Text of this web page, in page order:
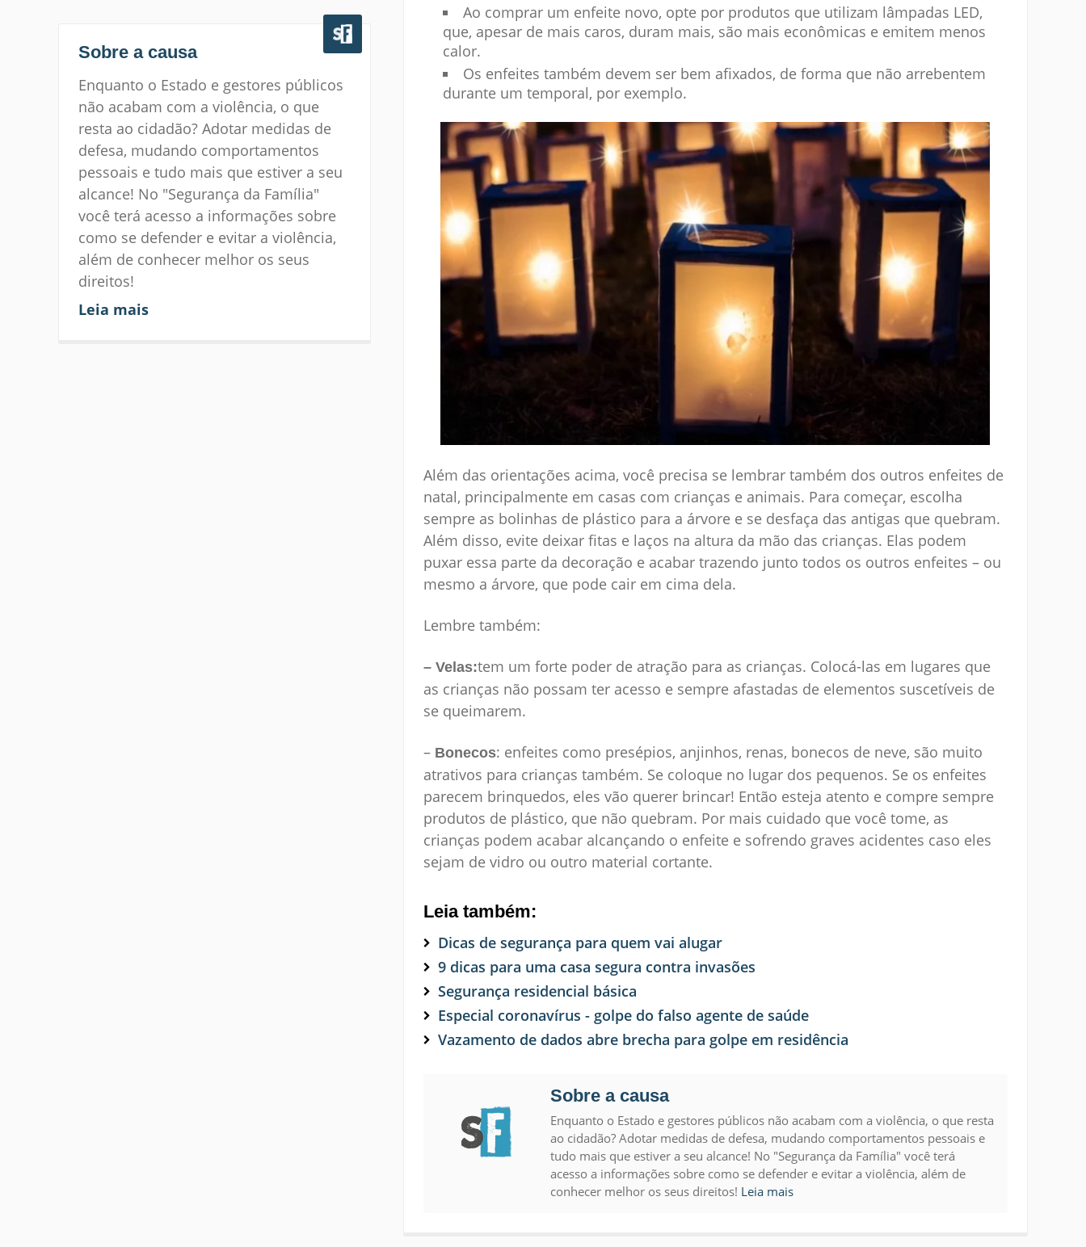
Sobre a causa
Enquanto o Estado e gestores públicos
não acabam com a violência, o que
resta ao cidadão? Adotar medidas de
defesa, mudando comportamentos
pessoais e tudo mais que estiver a seu
alcance! No "Segurança da Família"
você terá acesso a informações sobre
como se defender e evitar a violência,
além de conhecer melhor os seus
direitos!
Leia mais
Ao comprar um enfeite novo, opte por produtos que utilizam lâmpadas LED,
que, apesar de mais caros, duram mais, são mais econômicas e emitem menos
calor.
Os enfeites também devem ser bem afixados, de forma que não arrebentem
durante um temporal, por exemplo.
Além das orientações acima, você precisa se lembrar também dos outros enfeites de
natal, principalmente em casas com crianças e animais. Para começar, escolha
sempre as bolinhas de plástico para a árvore e se desfaça das antigas que quebram.
Além disso, evite deixar fitas e laços na altura da mão das crianças. Elas podem
puxar essa parte da decoração e acabar trazendo junto todos os outros enfeites – ou
mesmo a árvore, que pode cair em cima dela.
Lembre também:
– Velas:tem um forte poder de atração para as crianças. Colocá-las em lugares que
as crianças não possam ter acesso e sempre afastadas de elementos suscetíveis de
se queimarem.
– Bonecos: enfeites como presépios, anjinhos, renas, bonecos de neve, são muito
atrativos para crianças também. Se coloque no lugar dos pequenos. Se os enfeites
parecem brinquedos, eles vão querer brincar! Então esteja atento e compre sempre
produtos de plástico, que não quebram. Por mais cuidado que você tome, as
crianças podem acabar alcançando o enfeite e sofrendo graves acidentes caso eles
sejam de vidro ou outro material cortante.
Leia também:
Dicas de segurança para quem vai alugar
9 dicas para uma casa segura contra invasões
Segurança residencial básica
Especial coronavírus - golpe do falso agente de saúde
Vazamento de dados abre brecha para golpe em residência
Sobre a causa
Enquanto o Estado e gestores públicos não acabam com a violência, o que resta
ao cidadão? Adotar medidas de defesa, mudando comportamentos pessoais e
tudo mais que estiver a seu alcance! No "Segurança da Família" você terá
acesso a informações sobre como se defender e evitar a violência, além de
conhecer melhor os seus direitos! Leia mais